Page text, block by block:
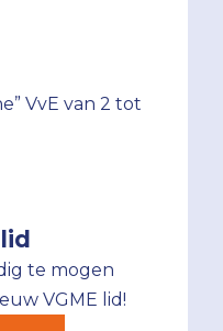
te mogen
VGME lid!
VvE van 2 tot